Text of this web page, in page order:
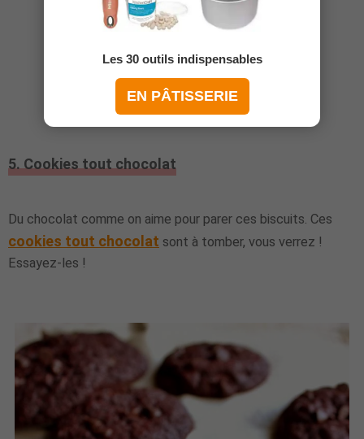
Meilleurs cookies au chocolat
5. Cookies tout chocolat
Du chocolat comme on aime pour parer ces biscuits. Ces
cookies tout chocolat sont à tomber, vous verrez !
Essayez-les !
Les 30 outils indispensables
EN PÂTISSERIE